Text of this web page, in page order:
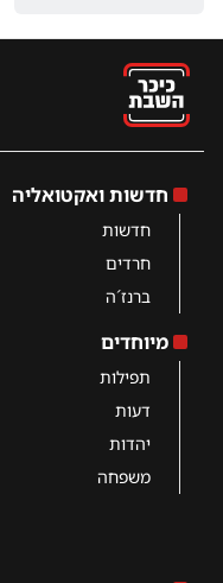
חדשות ואקטואליה
חדשות
חרדים
ברנז´ה
מיוחדים
תפילות
דעות
יהדות
משפחה